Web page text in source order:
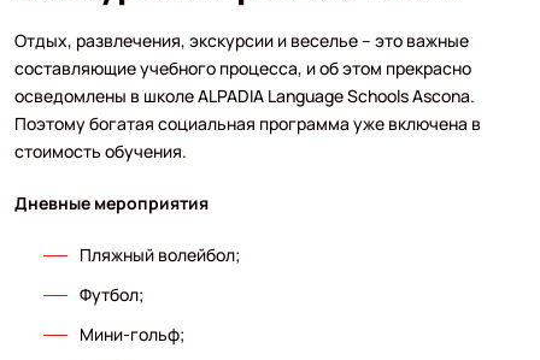
Отдых, развлечения, экскурсии и веселье – это важные
составляющие учебного процесса, и об этом прекрасно
осведомлены в школе ALPADIA Language Schools Ascona.
Поэтому богатая социальная программа уже включена в
стоимость обучения.
Дневные мероприятия
Пляжный волейбол;
Футбол;
Мини-гольф;